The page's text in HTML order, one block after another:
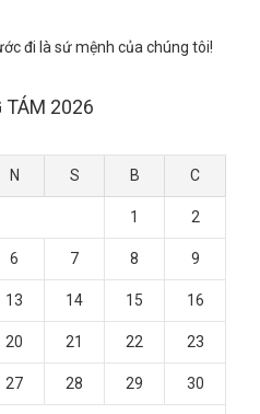
đi là sứ mệnh của chúng tôi!
TÁM 2026
N S B C
1 2
6 7 8 9
13 14 15 16
20 21 22 23
27 28 29 30